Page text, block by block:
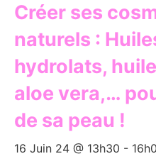
Créer ses
naturels :
hydrolats,
aloe vera,…
de sa peau !
16 Juin 24 @ 13h30 -